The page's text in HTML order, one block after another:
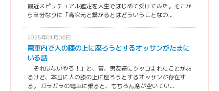
最近スピリチュアル鑑定を人生ではじめて受けてみた。そこか
ら自分なりに「高次元と繋がるとはどういうことなの...
2025年01月06日
電車内で人の膝の上に座ろうとするオッサンがたまに
いる話
「それはないやろ！」と、昔、男友達にツッコまれたことがあ
るけど、本当に人の膝の上に座ろうとするオッサンが存在す
る。 ガラガラの電車に乗ると、もちろん席が空いてい...